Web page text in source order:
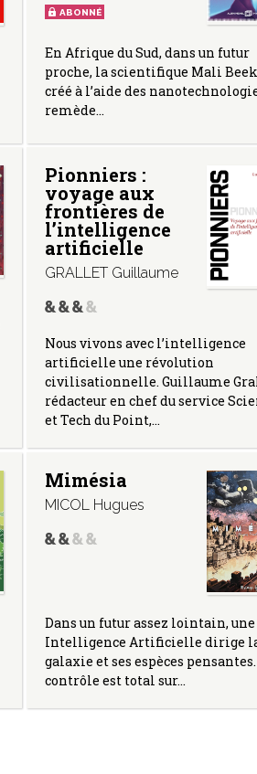
ABONNÉ
En Afrique du Sud, dans un futur
proche, la scientifique Mali
créé à l’aide des
remède…
Pionniers :
voyage aux
frontières de
l’intelligence
artificielle
GRALLET Guillaume
Nous vivons avec l’intelligence
artificielle une révolution
civilisationnelle. Guillaume
rédacteur en chef du service
et Tech du Point,…
Mimésia
MICOL Hugues
Dans un futur assez lointain, une
Intelligence Artificielle dirige
galaxie et ses espèces
contrôle est total sur…